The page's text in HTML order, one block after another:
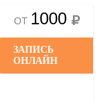
ОТ 1000
ЗАПИСЬ
ОНЛАЙН